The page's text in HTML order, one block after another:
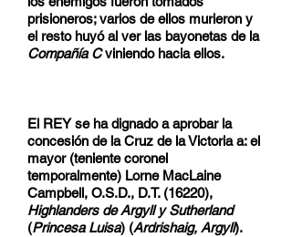
prisioneros; varios de ellos murieron y
el resto huyó al ver las bayonetas de la
Compañía Cviniendo hacia ellos.
El REY se ha dignado a aprobar la
concesión de la Cruz de la Victoria a: el
mayor (teniente coronel
temporalmente) Lorne MacLaine
Campbell, O.S.D., D.T. (16220),
Highlanders de Argyll y Sutherland
(Princesa Luisa) (Ardrishaig, Argyll).